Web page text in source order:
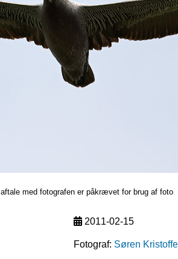
aftale med fotografen er påkrævet for brug af foto
2011-02-15
Fotograf: Søren